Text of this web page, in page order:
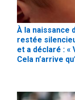
À la naissance
restée
et a déclaré : «
Cela n’arrive